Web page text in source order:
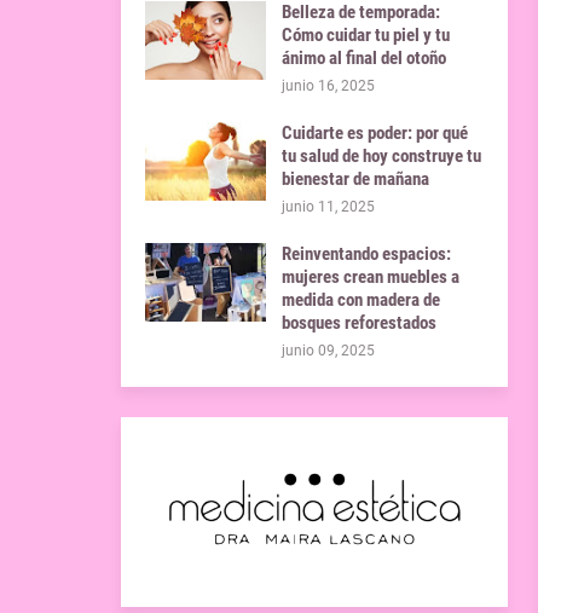
Belleza de temporada:
Cómo cuidar tu piel y tu
ánimo al final del otoño
junio 16, 2025
Cuidarte es poder: por qué
tu salud de hoy construye tu
bienestar de mañana
junio 11, 2025
Reinventando espacios:
mujeres crean muebles a
medida con madera de
bosques reforestados
junio 09, 2025